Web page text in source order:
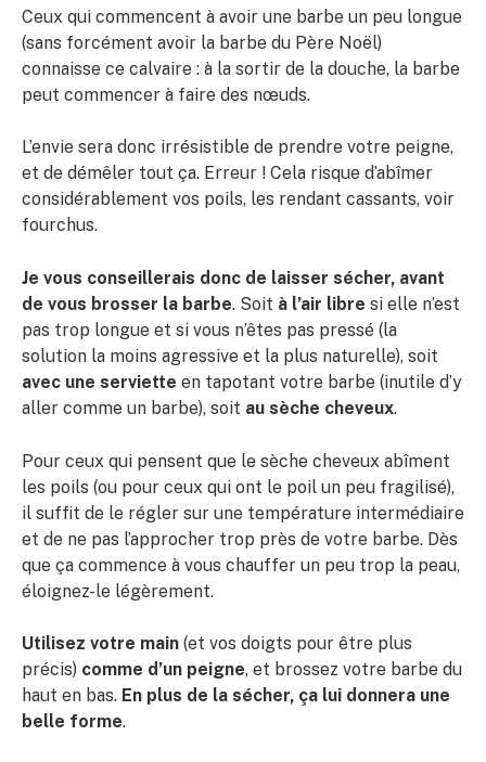
Ceux qui commencent à avoir une barbe un peu longue
(sans forcément avoir la barbe du Père Noël)
connaisse ce calvaire : à la sortir de la douche, la barbe
peut commencer à faire des nœuds.
L’envie sera donc irrésistible de prendre votre peigne,
et de démêler tout ça. Erreur ! Cela risque d’abîmer
considérablement vos poils, les rendant cassants, voir
fourchus.
Je vous conseillerais donc de laisser sécher, avant
de vous brosser la barbe. Soit à l’air libre si elle n’est
pas trop longue et si vous n’êtes pas pressé (la
solution la moins agressive et la plus naturelle), soit
avec une serviette en tapotant votre barbe (inutile d’y
aller comme un barbe), soit au sèche cheveux.
Pour ceux qui pensent que le sèche cheveux abîment
les poils (ou pour ceux qui ont le poil un peu fragilisé),
il suffit de le régler sur une température intermédiaire
et de ne pas l’approcher trop près de votre barbe. Dès
que ça commence à vous chauffer un peu trop la peau,
éloignez-le légèrement.
Utilisez votre main (et vos doigts pour être plus
précis) comme d’un peigne, et brossez votre barbe du
haut en bas. En plus de la sécher, ça lui donnera une
belle forme.